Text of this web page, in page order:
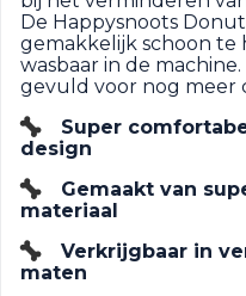
De Happysnoots
gemakkelijk schoon te
wasbaar in de
gevuld voor nog meer
Super
design
Gemaakt van
materiaal
Verkrijgbaar in
maten